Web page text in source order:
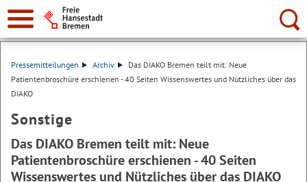
Suche:
Pressemitteilungen Archiv
Das DIAKO Bremen teilt mit: Neue
Patientenbroschüre erschienen - 40 Seiten Wissenswertes und Nützliches über das
DIAKO
Sonstige
Das DIAKO Bremen teilt mit: Neue
Patientenbroschüre erschienen - 40 Seiten
Wissenswertes und Nützliches über das DIAKO